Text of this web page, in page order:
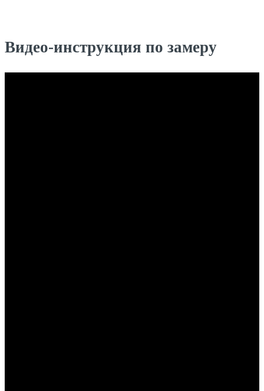
Видео-инструкция по замеру